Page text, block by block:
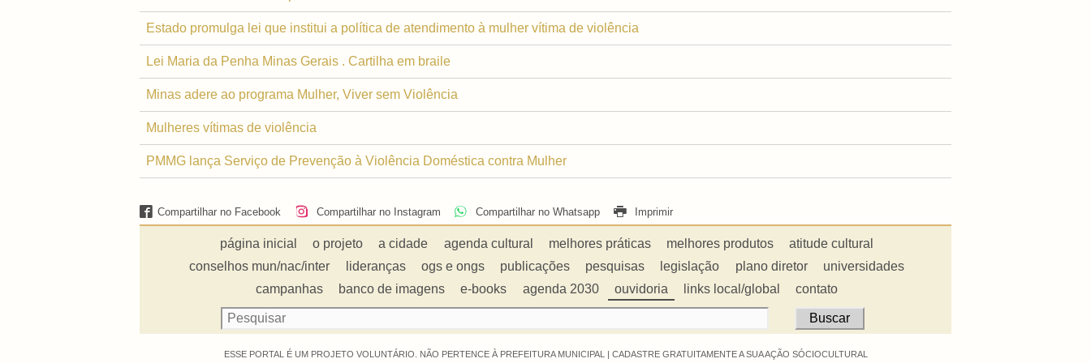
Estado promulga lei que institui a política de atendimento à mulher vítima de violência
Lei Maria da Penha Minas Gerais . Cartilha em braile
Minas adere ao programa Mulher, Viver sem Violência
Mulheres vítimas de violência
PMMG lança Serviço de Prevenção à Violência Doméstica contra Mulher
Compartilhar no Facebook Compartilhar no Instagram Compartilhar no Whatsapp Imprimir
página inicial o projeto a cidade agenda cultural melhores práticas melhores produtos
atitude cultural
conselhos mun/nac/inter
lideranças ogs e ongs publicações pesquisas legislação plano diretor
universidades
campanhas
banco de imagens e-books agenda 2030 ouvidoria links local/global contato
ESSE PORTAL É UM PROJETO VOLUNTÁRIO. NÃO PERTENCE À PREFEITURA MUNICIPAL | CADASTRE GRATUITAMENTE A SUA AÇÃO SÓCIOCULTURAL